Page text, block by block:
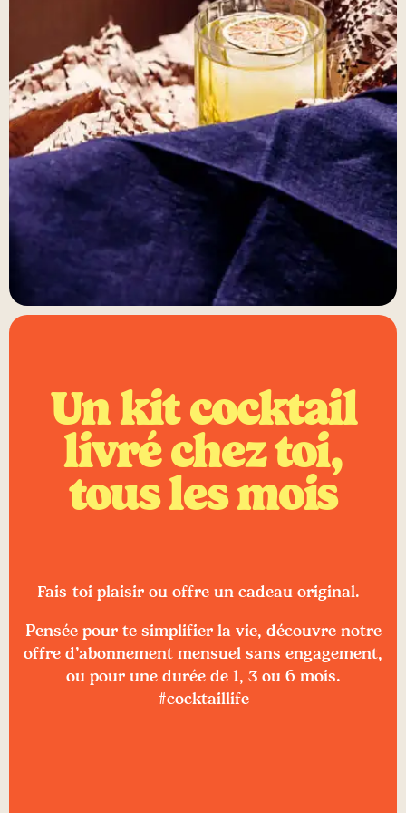
Un kit cocktail
livré chez toi,
tous les mois
Fais-toi plaisir ou offre un cadeau original.
Pensée pour te simplifier la vie, découvre notre
offre d’abonnement mensuel sans engagement,
ou pour une durée de 1, 3 ou 6 mois.
#cocktaillife